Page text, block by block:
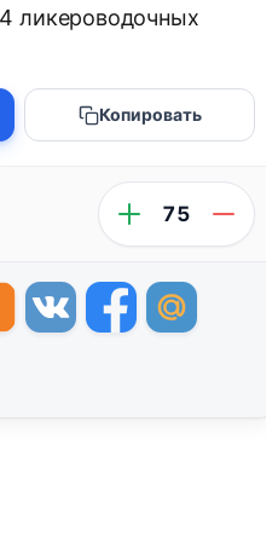
ликероводочных
Копировать
75